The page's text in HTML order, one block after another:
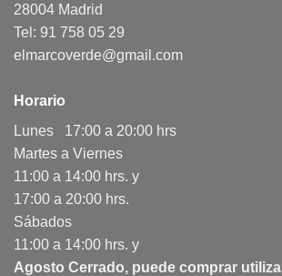
28004 Madrid
Tel: 91 758 05 29
elmarcoverde@gmail.com
Horario
Lunes 17:00 a 20:00 hrs
Martes a Viernes
11:00 a 14:00 hrs. y
17:00 a 20:00 hrs.
Sábados
11:00 a 14:00 hrs. y
Agosto Cerrado, puede comprar